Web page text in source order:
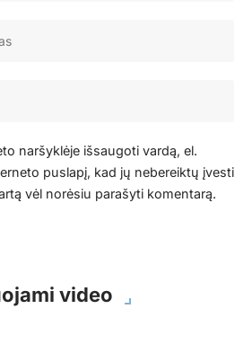
naršyklėje išsaugoti vardą, el.
puslapį, kad jų nebereiktų įvesti
vėl norėsiu parašyti komentarą.
video